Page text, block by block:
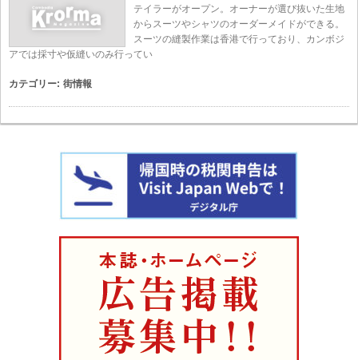
テイラーがオープン。オーナーが選び抜いた生地
からスーツやシャツのオーダーメイドができる。
スーツの縫製作業は香港で行っており、カンボジ
アでは採寸や仮縫いのみ行ってい
カテゴリー: 街情報